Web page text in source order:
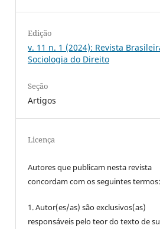
Edição
v. 11 n. 1 (2024): Revista
Sociologia do Direito
Seção
Artigos
Licença
Autores que publicam nesta revista
concordam com os seguintes termos:
1. Autor(es/as) são exclusivos(as)
responsáveis pelo teor do texto de